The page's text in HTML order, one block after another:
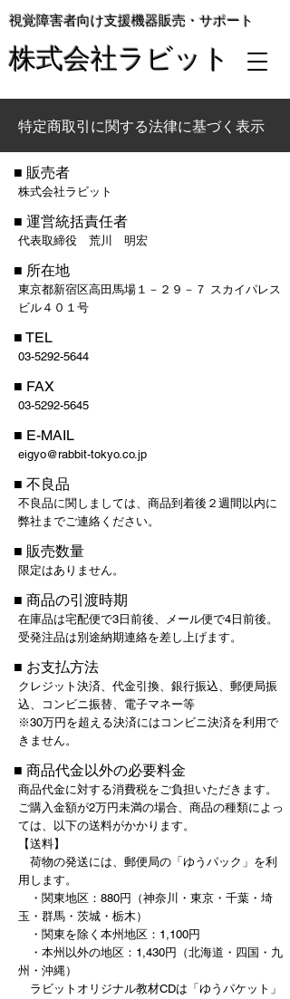
株式会社ラビット
視覚障害者向け支援機器販売・サポート
特定商取引に関する法律に基づく表示
■ 販売者
株式会社ラビット
■ 運営統括責任者
代表取締役 荒川 明宏
■ 所在地
東京都新宿区高田馬場１－２９－７ スカイパレス
ビル４０１号
■ TEL
03-5292-5644
■ FAX
03-5292-5645
■ E-MAIL
eigyo@rabbit-tokyo.co.jp
■ 不良品
不良品に関しましては、商品到着後２週間以内に
弊社までご連絡ください。
■ 販売数量
限定はありません。
■ 商品の引渡時期
在庫品は宅配便で3日前後、メール便で4日前後。
受発注品は別途納期連絡を差し上げます。
■ お支払方法
クレジット決済、代金引換、銀行振込、郵便局振
込、コンビニ振替、電子マネー等
※30万円を超える決済にはコンビニ決済を利用で
きません。
■ 商品代金以外の必要料金
商品代金に対する消費税をご負担いただきます。
ご購入金額が2万円未満の場合、商品の種類によっ
ては、以下の送料がかかります。
【送料】
荷物の発送には、郵便局の「ゆうパック」を利
用します。
・関東地区：880円（神奈川・東京・千葉・埼
玉・群馬・茨城・栃木）
・関東を除く本州地区：1,100円
・本州以外の地区：1,430円（北海道・四国・九
州・沖縄）
ラビットオリジナル教材CDは「ゆうパケット」